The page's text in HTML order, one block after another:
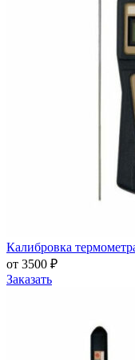
Калибровка
от 3500 ₽
Заказать